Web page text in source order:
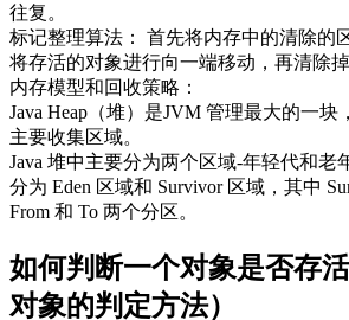
往复。
标记整理算法： 首先将内存中的清除的
将存活的对象进行向一端移动，再清除
内存模型和回收策略：
Java Heap（堆）是JVM 管理最大的一块
主要收集区域。
Java 堆中主要分为两个区域-年轻代和老
分为 Eden 区域和 Survivor 区域，其中
From 和 To 两个分区。
如何判断一个对象是否存
对象的判定方法）